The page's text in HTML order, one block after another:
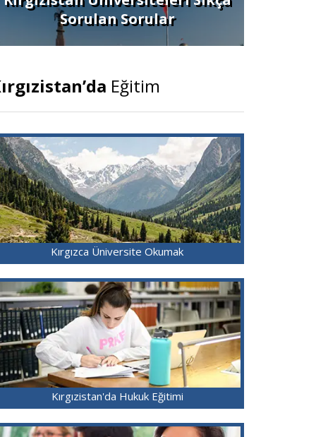
Sorulan Sorular
Eğitim
Kırgızca Üniversite Okumak
Kırgızistan'da Hukuk Eğitimi